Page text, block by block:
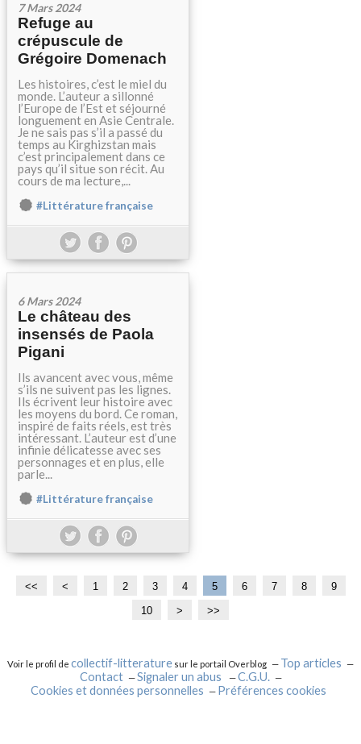
7 Mars 2024
Refuge au
crépuscule de
Grégoire Domenach
Les histoires, c’est le miel du
monde. L’auteur a sillonné
l’Europe de l’Est et séjourné
longuement en Asie Centrale.
Je ne sais pas s’il a passé du
temps au Kirghizstan mais
c’est principalement dans ce
pays qu’il situe son récit. Au
cours de ma lecture,...
#Littérature française
6 Mars 2024
Le château des
insensés de Paola
Pigani
Ils avancent avec vous, même
s’ils ne suivent pas les lignes.
Ils écrivent leur histoire avec
les moyens du bord. Ce roman,
inspiré de faits réels, est très
intéressant. L’auteur est d’une
infinie délicatesse avec ses
personnages et en plus, elle
parle...
#Littérature française
<< < 1 2 3 4 5 6 7 8
9
10
2
3
> >>
Voir le profil de collectif-litterature sur le portail Overblog
Top articles
Contact
Signaler un abus
C.G.U.
Cookies et données personnelles
Préférences cookies